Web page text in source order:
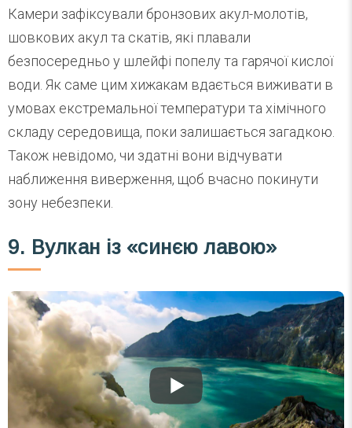
Камери зафіксували бронзових акул-молотів,
шовкових акул та скатів, які плавали
безпосередньо у шлейфі попелу та гарячої кислої
води. Як саме цим хижакам вдається виживати в
умовах екстремальної температури та хімічного
складу середовища, поки залишається загадкою.
Також невідомо, чи здатні вони відчувати
наближення виверження, щоб вчасно покинути
зону небезпеки.
9. Вулкан із «синєю лавою»